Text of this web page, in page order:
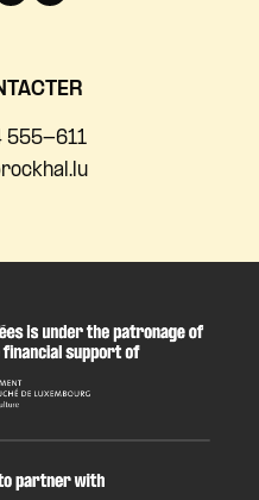
555-611